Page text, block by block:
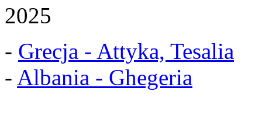
2025
- Grecja - Attyka, Tesalia
- Albania - Ghegeria